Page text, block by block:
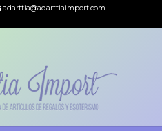
adarttia@adarttiaimport.com